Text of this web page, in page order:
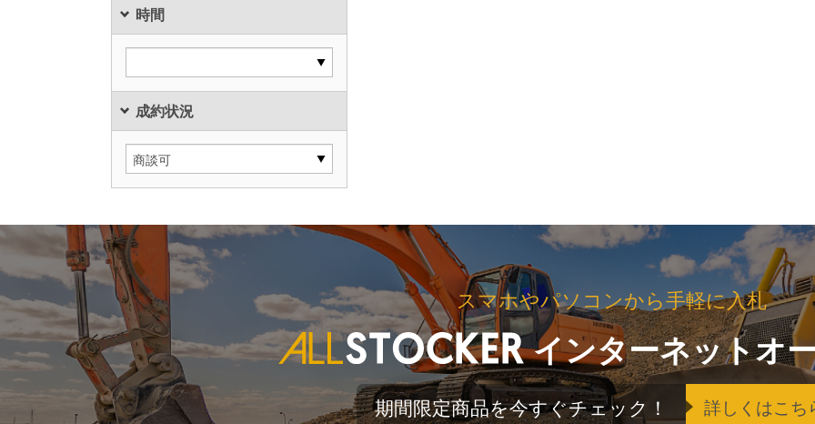
時間
成約状況
スマホやパソコンから手軽に入札
インターネットオ
期間限定商品を今すぐチェック！ 詳しくはこち